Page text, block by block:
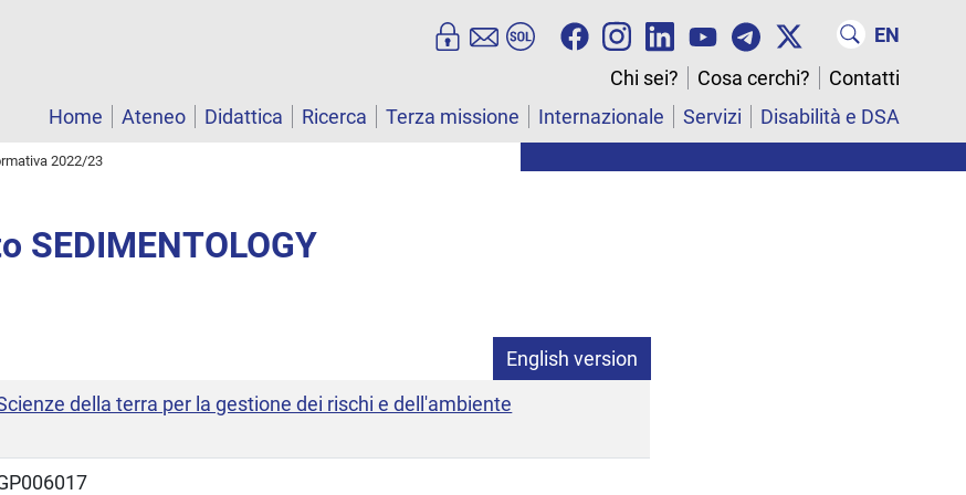
EN
Chi sei?
Cosa cerchi?
Contatti
Home
Ateneo Didattica Ricerca Terza missione Internazionale Servizi Disabilità e DSA
2022/23
SEDIMENTOLOGY
English version
della terra per la gestione dei rischi e dell'ambiente